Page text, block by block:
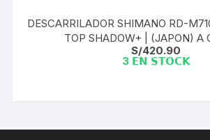
DESCARRILADOR SHIMANO RD-
TOP SHADOW+ | (JAPON) A
S/420.90
3 𝗘𝗡 𝗦𝗧𝗢𝗖𝗞